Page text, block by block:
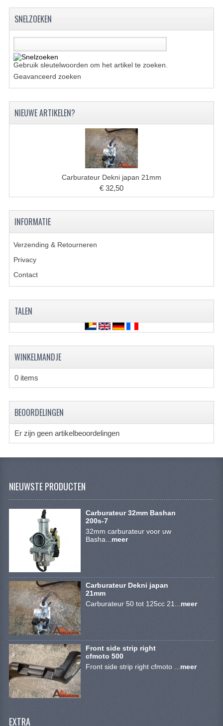
ACCESSOIRES
BRANDSTOF SYSTEEM
KABELS
KAPPEN EN FRAME
KETTING EN TANDWIELEN
REM SYSTEEM
STUUR INRICHTING
VERLICHTING
WIEL OPHANGING
WIELEN EN BANDEN
ACCESSOIRES
BASHAN 300S-18
ONDERHOUD PRODUCTEN BASHAN QUAD
SHINERAY ONDERDELEN
ONDERHOUDS PRODUCTEN
ACCESSOIRES
KABELS
SNELZOEKEN
Gebruik sleutelwoorden om het artikel te zoeken.
Geavanceerd zoeken
NIEUWE ARTIKELEN?
Carburateur Dekni japan 21mm
€ 32,50
INFORMATIE
Verzending & Retourneren
Privacy
Contact
TALEN
WINKELMANDJE
0 items
BEOORDELINGEN
Er zijn geen artikelbeoordelingen
NIEUWSTE PRODUCTEN
Carburateur 32mm Bashan
200s-7
32mm carburateur voor uw
Basha... meer
Carburateur Dekni japan
21mm
Carburateur 50 tot 125cc 21... meer
Front side strip right
cfmoto 500
Front side strip right cfmoto ... meer
EXTRA